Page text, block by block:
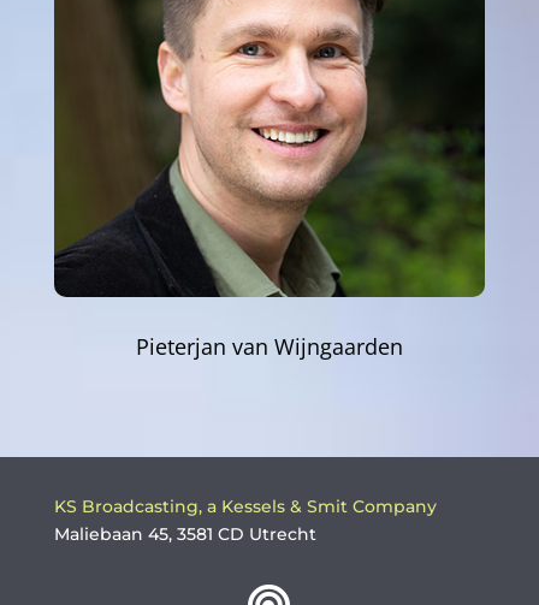
Pieterjan van Wijngaarden
KS Broadcasting, a Kessels & Smit Company
Maliebaan 45, 3581 CD Utrecht